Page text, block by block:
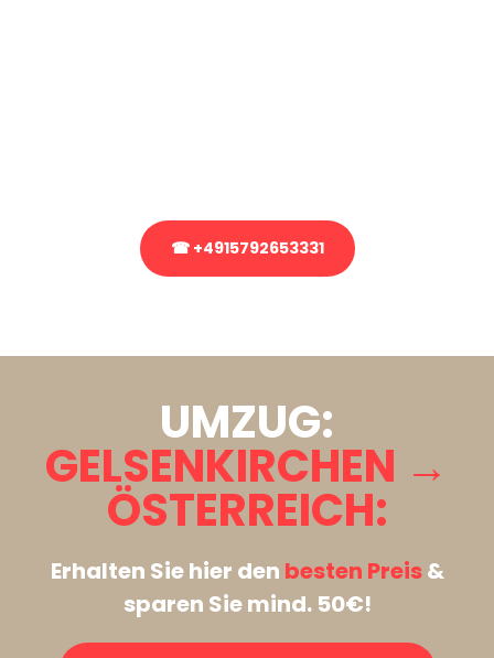
☎ +4915792653331
UMZUG:
GELSENKIRCHEN →
ÖSTERREICH:
Erhalten Sie hier den besten Preis&
sparen Sie mind. 50€!